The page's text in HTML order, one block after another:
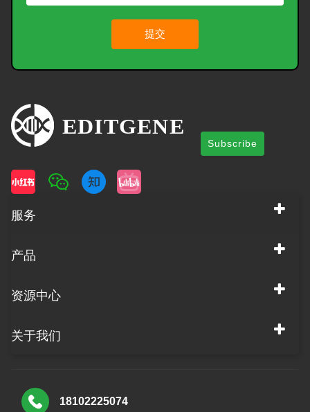
提交
Subscribe
服务
产品
资源中心
关于我们
18102225074